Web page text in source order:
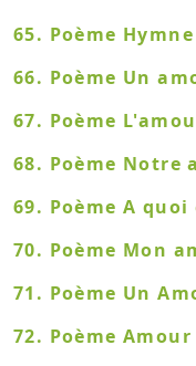
65. Poème
66. Poème Un
67. Poème
68. Poème Notre
69. Poème A
70. Poème Mon
71. Poème Un
72. Poème Amour